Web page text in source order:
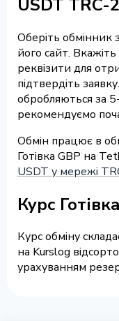
USDT TRC-
Оберіть обмінник
його сайт.
реквізити для
підтвердіть
обробляються за
рекомендуємо
Обмін працює в
Готівка GBP на
USDT у мережі
Курс
Курс обміну
на Kurslog
урахуванням